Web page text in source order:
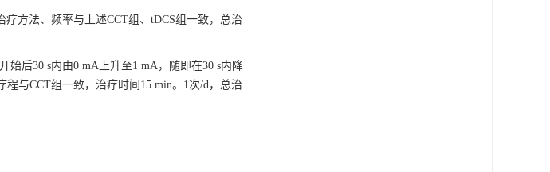
方法、频率与上述CCT组、tDCS组一致，总治
始后30 s内由0 mA上升至1 mA，随即在30 s内降
与CCT组一致，治疗时间15 min。1次/d，总治